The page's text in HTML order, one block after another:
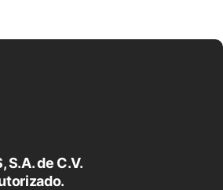
S.A. de C.V.